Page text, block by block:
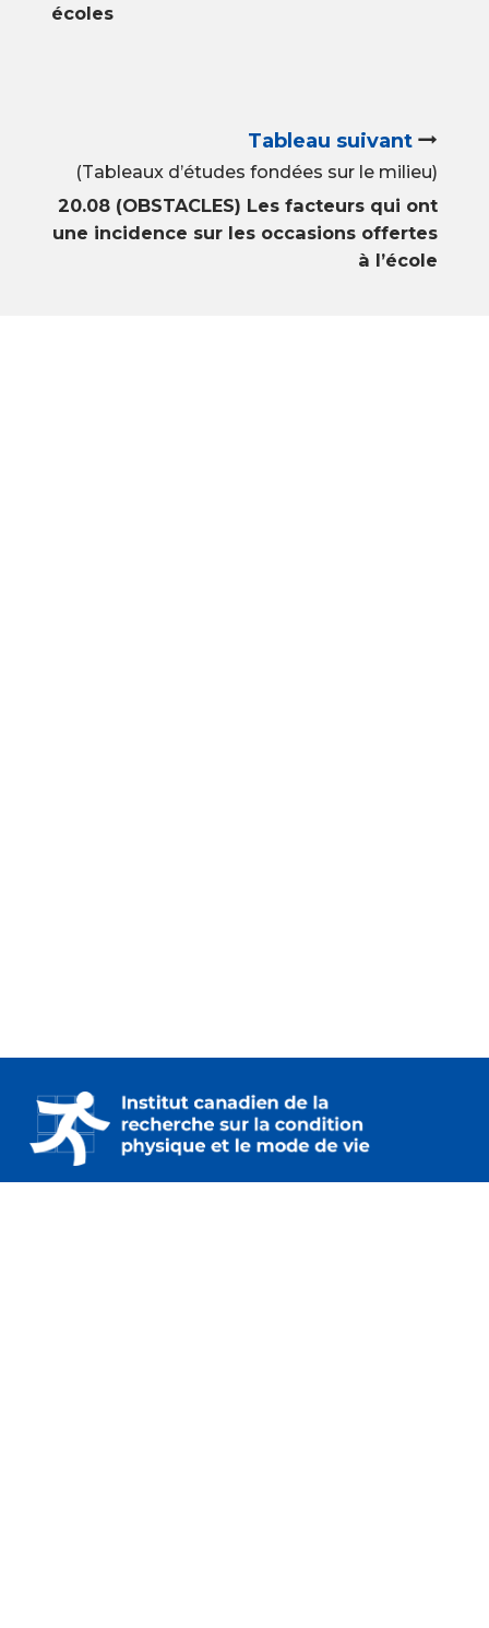
écoles
Tableau suivant
(Tableaux d’études fondées sur le milieu)
20.08 (OBSTACLES) Les facteurs qui ont
une incidence sur les occasions offertes
à l’école